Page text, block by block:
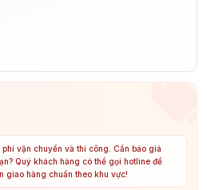
phí vận chuyển và thi công. Cần báo giá
Quý khách hàng có thể gọi hotline để
giao hàng chuẩn theo khu vực!